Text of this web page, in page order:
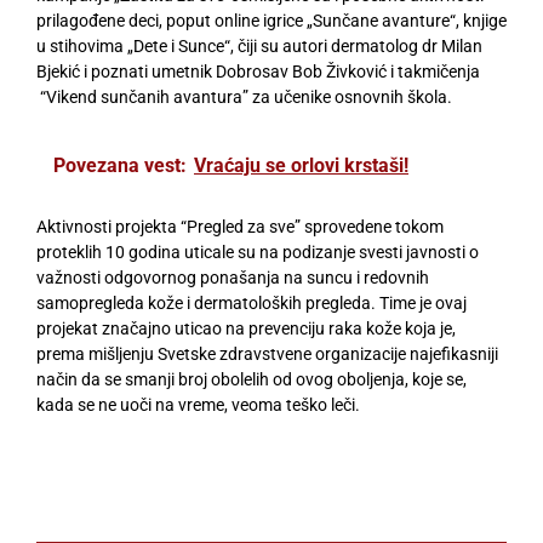
prilagođene deci, poput online igrice „Sunčane avanture“, knjige
u stihovima „Dete i Sunce“, čiji su autori dermatolog dr Milan
Bjekić i poznati umetnik Dobrosav Bob Živković i takmičenja
“Vikend sunčanih avantura” za učenike osnovnih škola.
Povezana vest: Vraćaju se orlovi krstaši!
Aktivnosti projekta “Pregled za sve” sprovedene tokom
proteklih 10 godina uticale su na podizanje svesti javnosti o
važnosti odgovornog ponašanja na suncu i redovnih
samopregleda kože i dermatoloških pregleda. Time je ovaj
projekat značajno uticao na prevenciju raka kože koja je,
prema mišljenju Svetske zdravstvene organizacije najefikasniji
način da se smanji broj obolelih od ovog oboljenja, koje se,
kada se ne uoči na vreme, veoma teško leči.